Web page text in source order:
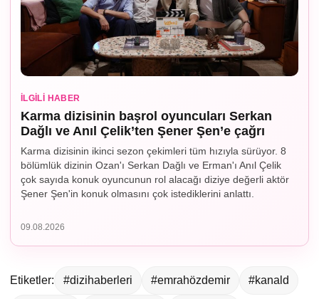
İLGILI HABER
Karma dizisinin başrol oyuncuları Serkan
Dağlı ve Anıl Çelik’ten Şener Şen’e çağrı
Karma dizisinin ikinci sezon çekimleri tüm hızıyla sürüyor. 8
bölümlük dizinin Ozan'ı Serkan Dağlı ve Erman'ı Anıl Çelik
çok sayıda konuk oyuncunun rol alacağı diziye değerli aktör
Şener Şen'in konuk olmasını çok istediklerini anlattı.
09.08.2026
Etiketler: #dizihaberleri #emrahözdemir #kanald